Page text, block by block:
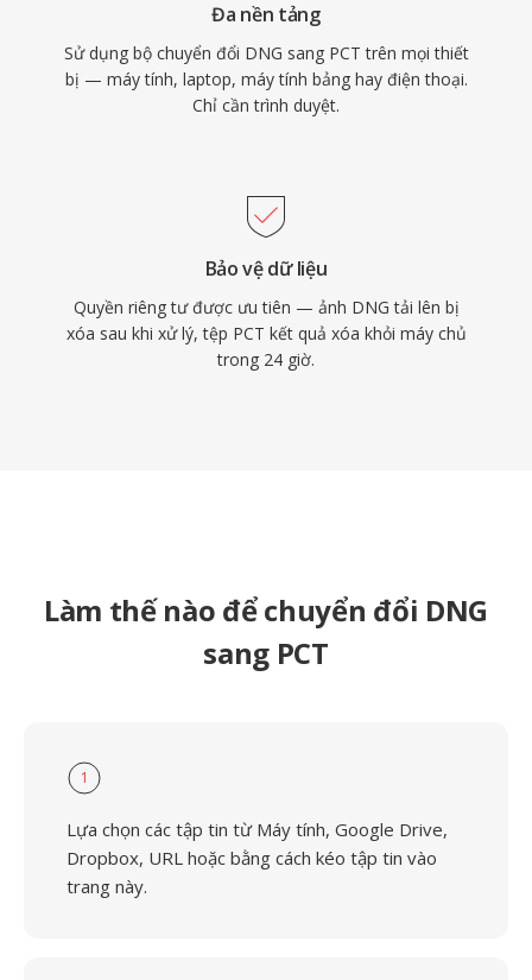
Đa nền tảng
Sử dụng bộ chuyển đổi DNG sang PCT trên mọi thiết
bị — máy tính, laptop, máy tính bảng hay điện thoại.
Chỉ cần trình duyệt.
Bảo vệ dữ liệu
Quyền riêng tư được ưu tiên — ảnh DNG tải lên bị
xóa sau khi xử lý, tệp PCT kết quả xóa khỏi máy chủ
trong 24 giờ.
Làm thế nào để chuyển đổi DNG
sang PCT
1
Lựa chọn các tập tin từ Máy tính, Google Drive,
Dropbox, URL hoặc bằng cách kéo tập tin vào
trang này.